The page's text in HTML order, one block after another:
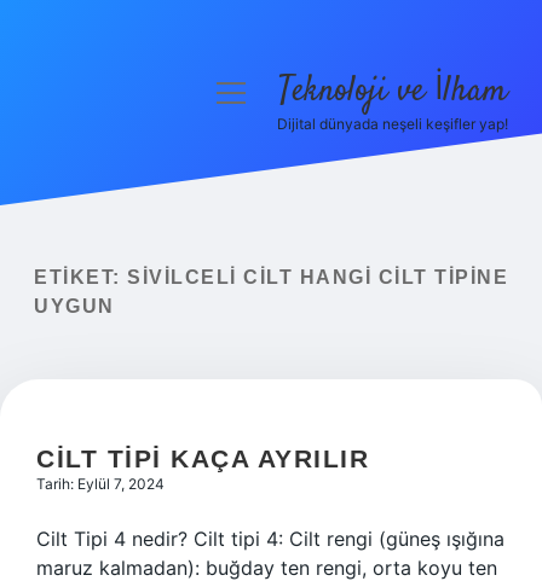
Yasal Uyarı
menüyüTeknoloji ve İlham
Dijital dünyada neşeli keşifler yap!
ETIKET: SIVILCELI CILT HANGI CILT TIPINE
UYGUN
CILT TIPI KAÇA AYRILIR
Tarih: Eylül 7, 2024
Cilt Tipi 4 nedir? Cilt tipi 4: Cilt rengi (güneş ışığına
maruz kalmadan): buğday ten rengi, orta koyu ten